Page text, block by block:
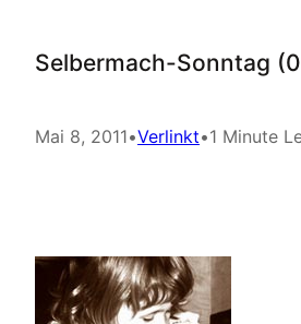
Selbermach-Sonntag
Mai 8, 2011•Verlinkt•1 Minute